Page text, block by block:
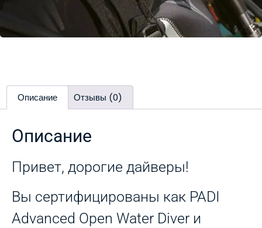
Описание Отзывы (0)
Описание
Привет, дорогие дайверы!
Вы сертифицированы как PADI
Advanced Open Water Diver и